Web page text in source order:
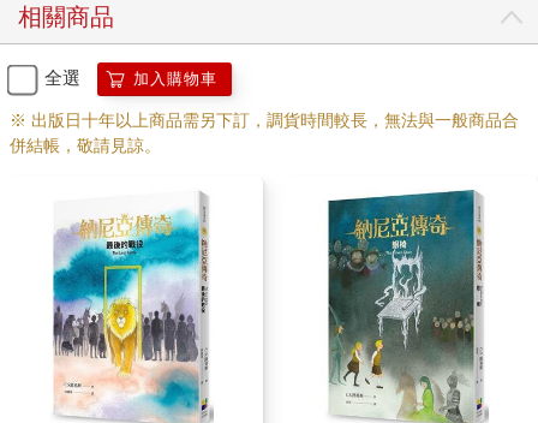
肉賣去當奴隸是吧？有位詩人不是說過：『血濃於水，親情勝過
「就算是吧，」客人冷淡地答道，「但另外還有位詩人似乎是這
麼說的：『給臉不要臉，惡意欺瞞智者的賤狗，就等於是敬酒不
吃吃罰酒。』你那張老臭嘴少在那邊滿口謊言了。這個男孩分明
就不是你的兒子，你的臉跟我的臉一樣黑得跟煤炭似的，但這個
得漂亮的蠻族，活脫一個德性。」
「有句話說得好，」漁夫答道，「兵來將擋，水來土掩，唯有慧
眼能攻破一切屏障！請您設身處地替我想一想，難纏的客人哪，
我窮得要命，根本沒錢討老婆，自然也沒生下一男半女。但就在
偉大的『太洛帝』（願吾皇萬壽無疆）開始治理天下，以其偉大
的政策造福蒼生的同一年，在一個月圓的夜晚，神明一時興起奪
去了我的睡意。於是我爬下床，走出這棟簡陋的小屋，到海灘上
去欣賞一下大海和月色，呼吸幾口清涼的空氣，好讓自己感覺清
爽一些。過了一會兒，我突然聽到一陣古怪的聲音，就好像是海
相關商品
全選 加入購物車
※ 出版日十年以上商品需另下訂，調貨時間較長，無法與一般商品合
併結帳，敬請見諒。